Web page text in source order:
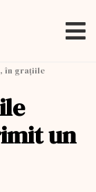
în grațiile
un